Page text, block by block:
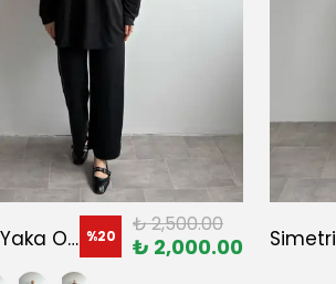
Bisiklet Yaka Oversize Pantolonlu Modal Takım %20 ₺ 2,500.00
₺ 2,000.00